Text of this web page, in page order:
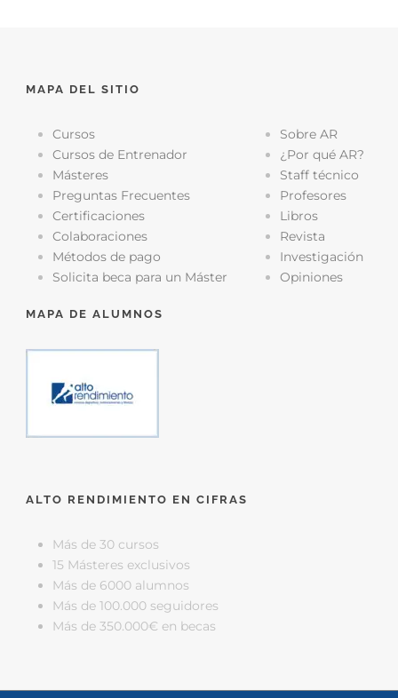
MAPA DEL SITIO
Cursos
Cursos de Entrenador
Másteres
Preguntas Frecuentes
Certificaciones
Colaboraciones
Métodos de pago
Solicita beca para un Máster
Sobre AR
¿Por qué AR?
Staff técnico
Profesores
Libros
Revista
Investigación
Opiniones
MAPA DE ALUMNOS
ALTO RENDIMIENTO EN CIFRAS
Más de 30 cursos
15 Másteres exclusivos
Más de 6000 alumnos
Más de 100.000 seguidores
Más de 350.000€ en becas